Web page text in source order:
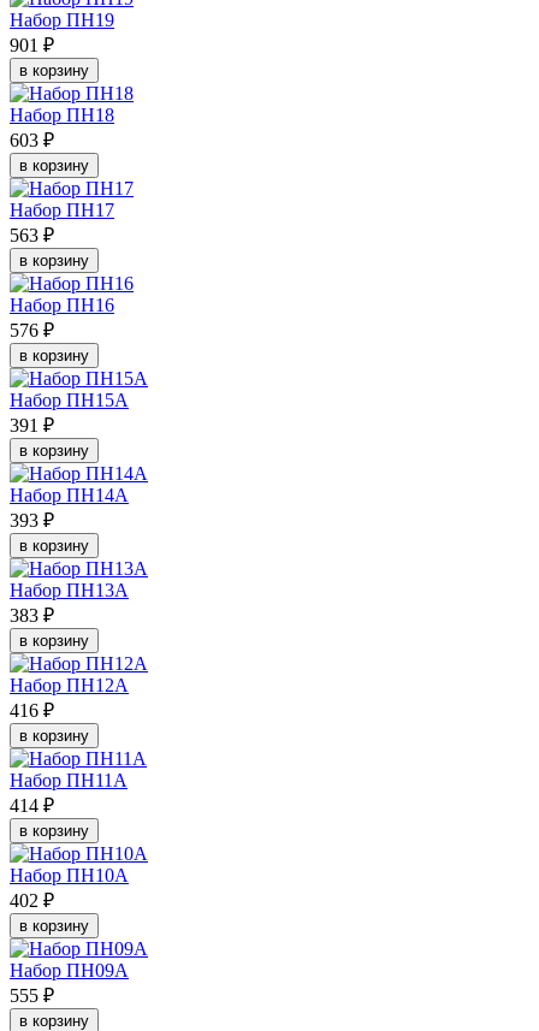
Набор ПН19
901 ₽
в корзину
Набор ПН18
603 ₽
в корзину
Набор ПН17
563 ₽
в корзину
Набор ПН16
576 ₽
в корзину
Набор ПН15А
391 ₽
в корзину
Набор ПН14А
393 ₽
в корзину
Набор ПН13А
383 ₽
в корзину
Набор ПН12А
416 ₽
в корзину
Набор ПН11А
414 ₽
в корзину
Набор ПН10А
402 ₽
в корзину
Набор ПН09А
555 ₽
в корзину